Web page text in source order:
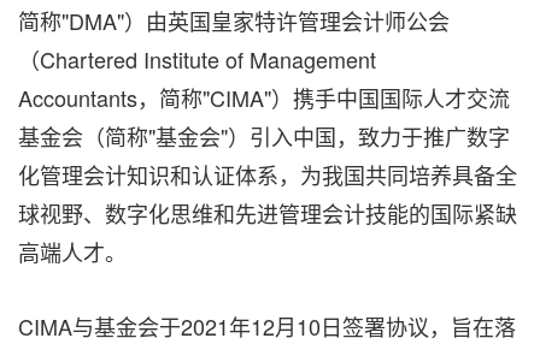
简称"DMA"）由英国皇家特许管理会计师公会
（Chartered Institute of Management
Accountants，简称"CIMA"）携手中国国际人才交流
基金会（简称"基金会"）引入中国，致力于推广数字
化管理会计知识和认证体系，为我国共同培养具备全
球视野、数字化思维和先进管理会计技能的国际紧缺
高端人才。
CIMA与基金会于2021年12月10日签署协议，旨在落